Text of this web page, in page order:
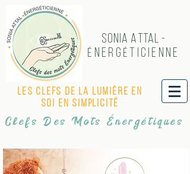
Sonia Attal -
É NERG É TICIENNE
Les Clefs de LA LUMIÈRE EN
SOI EN SIMPLICITÉ
Clefs Des Mots Énergétiques